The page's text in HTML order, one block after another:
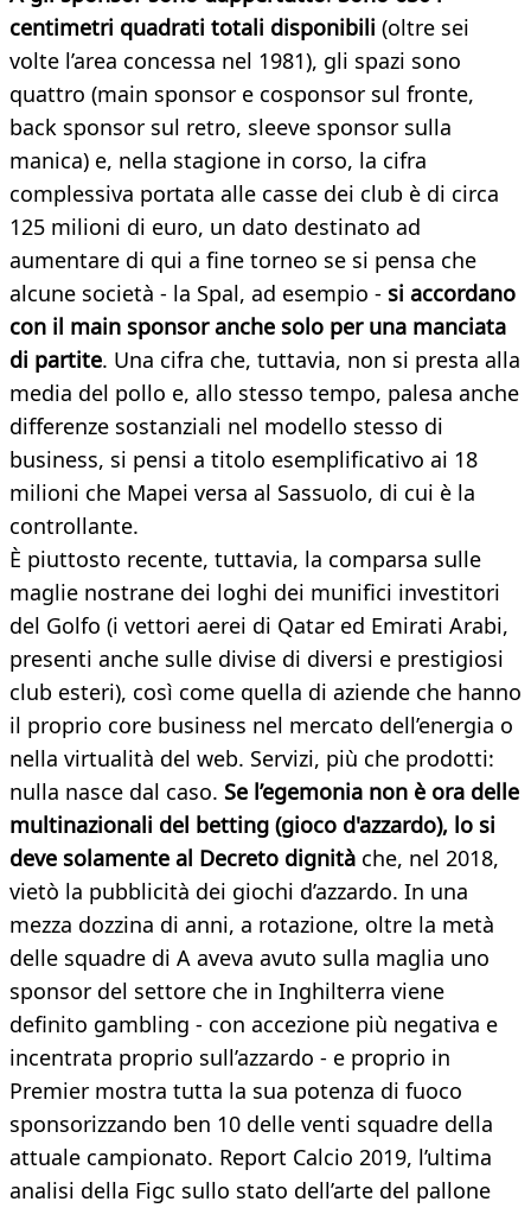
centimetri quadrati totali disponibili (oltre sei
volte l’area concessa nel 1981), gli spazi sono
quattro (main sponsor e cosponsor sul fronte,
back sponsor sul retro, sleeve sponsor sulla
manica) e, nella stagione in corso, la cifra
complessiva portata alle casse dei club è di circa
125 milioni di euro, un dato destinato ad
aumentare di qui a fine torneo se si pensa che
alcune società - la Spal, ad esempio - si accordano
con il main sponsor anche solo per una manciata
di partite. Una cifra che, tuttavia, non si presta alla
media del pollo e, allo stesso tempo, palesa anche
differenze sostanziali nel modello stesso di
business, si pensi a titolo esemplificativo ai 18
milioni che Mapei versa al Sassuolo, di cui è la
controllante.
È piuttosto recente, tuttavia, la comparsa sulle
maglie nostrane dei loghi dei munifici investitori
del Golfo (i vettori aerei di Qatar ed Emirati Arabi,
presenti anche sulle divise di diversi e prestigiosi
club esteri), così come quella di aziende che hanno
il proprio core business nel mercato dell’energia o
nella virtualità del web. Servizi, più che prodotti:
nulla nasce dal caso. Se l’egemonia non è ora delle
multinazionali del betting (gioco d'azzardo), lo si
deve solamente al Decreto dignità che, nel 2018,
vietò la pubblicità dei giochi d’azzardo. In una
mezza dozzina di anni, a rotazione, oltre la metà
delle squadre di A aveva avuto sulla maglia uno
sponsor del settore che in Inghilterra viene
definito gambling - con accezione più negativa e
incentrata proprio sull’azzardo - e proprio in
Premier mostra tutta la sua potenza di fuoco
sponsorizzando ben 10 delle venti squadre della
attuale campionato. Report Calcio 2019, l’ultima
analisi della Figc sullo stato dell’arte del pallone